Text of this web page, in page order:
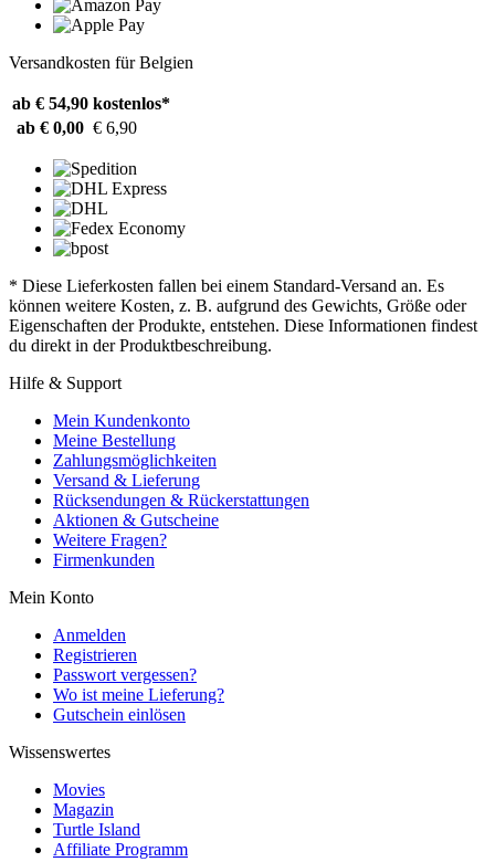
Versandkosten für Belgien
ab € 54,90 kostenlos*
ab € 0,00 € 6,90
* Diese Lieferkosten fallen bei einem Standard-Versand an. Es
können weitere Kosten, z. B. aufgrund des Gewichts, Größe oder
Eigenschaften der Produkte, entstehen. Diese Informationen findest
du direkt in der Produktbeschreibung.
Hilfe & Support
Mein Kundenkonto
Meine Bestellung
Zahlungsmöglichkeiten
Versand & Lieferung
Rücksendungen & Rückerstattungen
Aktionen & Gutscheine
Weitere Fragen?
Firmenkunden
Mein Konto
Anmelden
Registrieren
Passwort vergessen?
Wo ist meine Lieferung?
Gutschein einlösen
Wissenswertes
Movies
Magazin
Turtle Island
Affiliate Programm